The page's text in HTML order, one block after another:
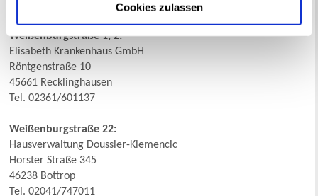
Cookies zulassen
Weißenburgstraße 1, 2:
Elisabeth Krankenhaus GmbH
Röntgenstraße 10
45661 Recklinghausen
Tel. 02361/601137
Weißenburgstraße 22:
Hausverwaltung Doussier-Klemencic
Horster Straße 345
46238 Bottrop
Tel. 02041/747011